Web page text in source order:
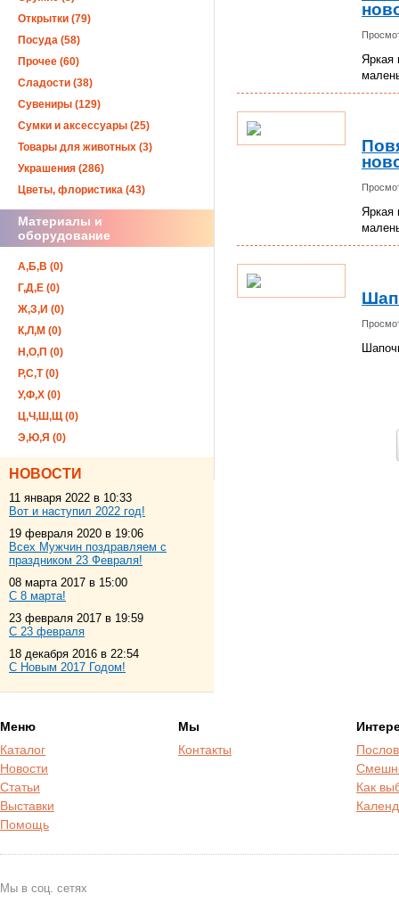
Яркая
Яркая
Открытки (79)
Посуда (58)
Прочее (60)
Сладости (38)
Сувениры (129)
Сумки и аксессуары (25)
Товары для животных (3)
Украшения (286)
Цветы, флористика (43)
Материалы и
оборудование
А,Б,В (0)
Г,Д,Е (0)
Ж,З,И (0)
К,Л,М (0)
Н,О,П (0)
Р,С,Т (0)
У,Ф,Х (0)
Ц,Ч,Ш,Щ (0)
Э,Ю,Я (0)
НОВОСТИ
11 января 2022 в 10:33
Вот и наступил 2022 год!
19 февраля 2020 в 19:06
Всех Мужчин поздравляем с
праздником 23 Февраля!
08 марта 2017 в 15:00
С 8 марта!
23 февраля 2017 в 19:59
С 23 февраля
18 декабря 2016 в 22:54
С Новым 2017 Годом!
Меню
Каталог
Новости
Статьи
Выставки
Помощь
Мы
Контакты
Как
Мы в соц. сетях